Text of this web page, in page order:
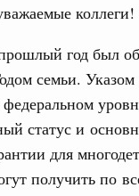
коллеги!
год был
семьи. Указом
федеральном
статус и
для
получить по
технологий
Кравцов
на